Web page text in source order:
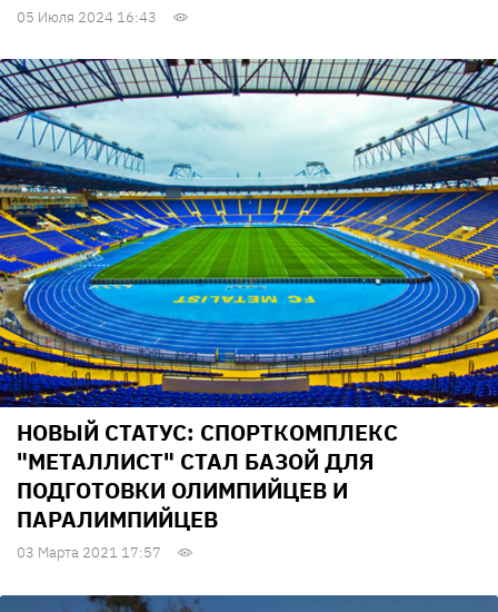
05 Июля 2024 16:43
НОВЫЙ СТАТУС: СПОРТКОМПЛЕКС
"МЕТАЛЛИСТ" СТАЛ БАЗОЙ ДЛЯ
ПОДГОТОВКИ ОЛИМПИЙЦЕВ И
ПАРАЛИМПИЙЦЕВ
03 Марта 2021 17:57